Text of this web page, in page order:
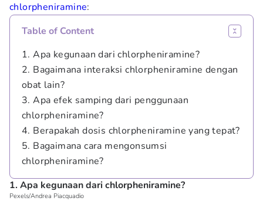
chlorpheniramine:
Table of Content
1. Apa kegunaan dari chlorpheniramine?
2. Bagaimana interaksi chlorpheniramine dengan
obat lain?
3. Apa efek samping dari penggunaan
chlorpheniramine?
4. Berapakah dosis chlorpheniramine yang tepat?
5. Bagaimana cara mengonsumsi
chlorpheniramine?
1. Apa kegunaan dari chlorpheniramine?
Pexels/Andrea Piacquadio